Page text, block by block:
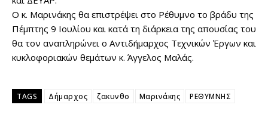
Ο κ. Μαρινάκης θα επιστρέψει στο Ρέθυμνο το βράδυ της
Πέμπτης 9 Ιουλίου και κατά τη διάρκεια της απουσίας του
θα τον αναπληρώνει ο Αντιδήμαρχος Τεχνικών Έργων και
κυκλοφοριακών θεμάτων κ. Άγγελος Μαλάς.
TAGS Δήμαρχος ζακυνθο Μαρινάκης ΡΕΘΥΜΝΗΣ